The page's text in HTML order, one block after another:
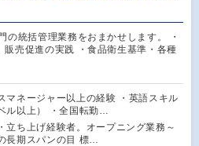
の統括管理業務をおまかせします。 ・
販売促進の実践 ・食品衛生基準・各種
マネージャー以上の経験 ・英語スキル
ル以上） ・全国転勤…
立ち上げ経験者。オープニング業務～
長期スパンの目 標…